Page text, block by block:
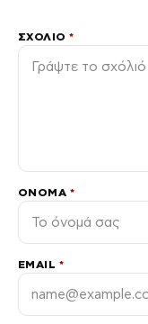
ΣΧΌΛΙΟ*
ΌΝΟΜΑ *
EMAIL *